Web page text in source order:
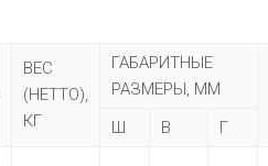
ВЕС
(НЕТТО),
КГ
ГАБАРИТНЫЕ
РАЗМЕРЫ, ММ
Ш
В Г